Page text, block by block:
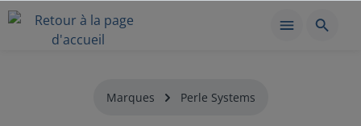
Marques Perle Systems